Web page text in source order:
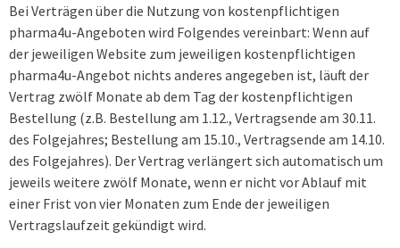
Bei Verträgen über die Nutzung von kostenpflichtigen
pharma4u-Angeboten wird Folgendes vereinbart: Wenn auf
der jeweiligen Website zum jeweiligen kostenpflichtigen
pharma4u-Angebot nichts anderes angegeben ist, läuft der
Vertrag zwölf Monate ab dem Tag der kostenpflichtigen
Bestellung (z.B. Bestellung am 1.12., Vertragsende am 30.11.
des Folgejahres; Bestellung am 15.10., Vertragsende am 14.10.
des Folgejahres). Der Vertrag verlängert sich automatisch um
jeweils weitere zwölf Monate, wenn er nicht vor Ablauf mit
einer Frist von vier Monaten zum Ende der jeweiligen
Vertragslaufzeit gekündigt wird.